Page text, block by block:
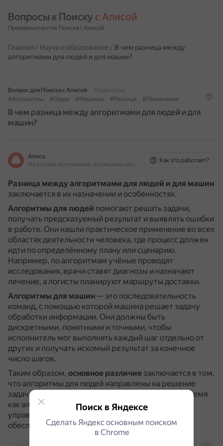
Вопросы к Поиску с Алисой
Примеры ответов Поиска с Алисой
Главная / Наука и образование / В чем разница между
алгоритмами для людей и для машин?
Вопрос для Поиска с Алисой
13 декабря
#Алгоритмы
#Люди #Машины #Разница #Понимание
В чем разница между алгоритмами для людей и для
машин?
Алиса
На основе источников, возможны неточности
Как это работает?
Разница между алгоритмами для людей и для машин
заключается в их назначении и особенностях.
Алгоритмы для людей помогают решать задачи,
получать предсказуемый результат и выявлять ошибки
в работе. Они нашли практическое применение во всех
областях деятельности человека, где процесс должен
идти по определённому плану или сценарию.
Например, по алгоритмам учёные проводят
исследования, врачи ставят диагнозы и назначают
лечение, а логисты планируют маршруты доставки.
Алгоритмы для машин — это последовательность
команд, с помощью которой машина решает задачу
обработки информации. Они должны быть
дискретными, понятными и точными, чтобы
исполнитель мог выполнять каждый шаг отдельно от
других и получать искомый результат за конечное
число шагов.
Таким образом, основное различие заключается в том,
что алгоритмы для людей направлены на решение
задач в различных областях деятельности, в то время
как алгоритмы для машин ориентированы на
управление вычислительными устройствами и
обеспечение их работы.
Поиск в Яндексе
Сделать Яндекс основным поиском
в Сhrome